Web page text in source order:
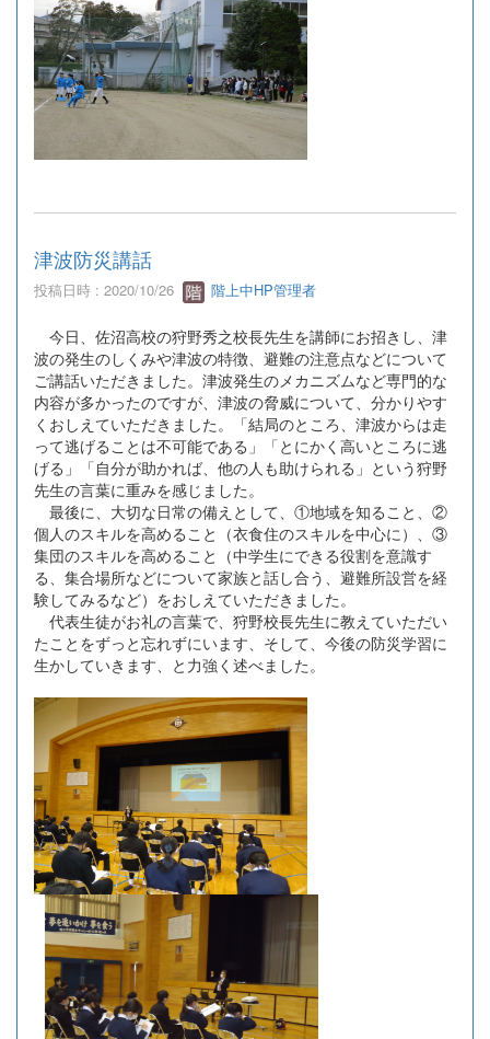
津波防災講話
投稿日時 : 2020/10/26 階上中HP管理者
今日、佐沼高校の狩野秀之校長先生を講師にお招きし、津
波の発生のしくみや津波の特徴、避難の注意点などについて
ご講話いただきました。津波発生のメカニズムなど専門的な
内容が多かったのですが、津波の脅威について、分かりやす
くおしえていただきました。「結局のところ、津波からは走
って逃げることは不可能である」「とにかく高いところに逃
げる」「自分が助かれば、他の人も助けられる」という狩野
先生の言葉に重みを感じました。
最後に、大切な日常の備えとして、①地域を知ること、②
個人のスキルを高めること（衣食住のスキルを中心に）、③
集団のスキルを高めること（中学生にできる役割を意識す
る、集合場所などについて家族と話し合う、避難所設営を経
験してみるなど）をおしえていただきました。
代表生徒がお礼の言葉で、狩野校長先生に教えていただい
たことをずっと忘れずにいます、そして、今後の防災学習に
生かしていきます、と力強く述べました。